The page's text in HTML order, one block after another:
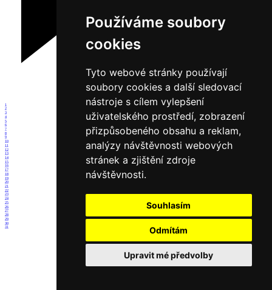
Používáme soubory
cookies
Tyto webové stránky používají
soubory cookies a další sledovací
nástroje s cílem vylepšení
uživatelského prostředí, zobrazení
přizpůsobeného obsahu a reklam,
analýzy návštěvnosti webových
stránek a zjištění zdroje
návštěvnosti.
Souhlasím
Odmítám
Upravit mé předvolby
1
2
3
4
5
6
7
8
9
10
11
12
13
14
15
16
17
18
19
20
21
22
23
24
25
26
27
28
29
30
31